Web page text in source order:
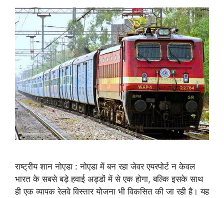
राष्ट्रीय शान नोएडा : नोएडा में बन रहा जेवर एयरपोर्ट न केवल
भारत के सबसे बड़े हवाई अड्डों में से एक होगा, बल्कि इसके साथ
ही एक व्यापक रेलवे विस्तार योजना भी विकसित की जा रही है। यह